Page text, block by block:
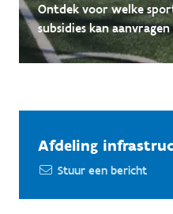
Ontdek voor welke
subsidies kan aanvragen
Afdeling
Stuur een bericht